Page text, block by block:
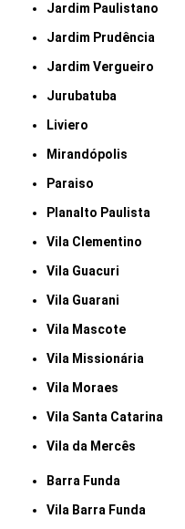
Jardim Paulistano
Jardim Prudência
Jardim Vergueiro
Jurubatuba
Liviero
Mirandópolis
Paraiso
Planalto Paulista
Vila Clementino
Vila Guacuri
Vila Guarani
Vila Mascote
Vila Missionária
Vila Moraes
Vila Santa Catarina
Vila da Mercês
Barra Funda
Vila Barra Funda